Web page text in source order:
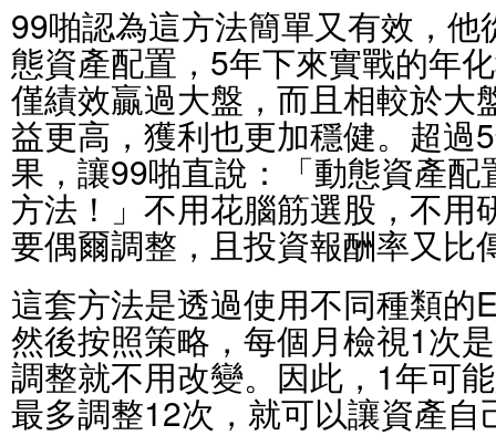
99啪認為這方法簡單又有效，
態資產配置，5年下來實戰的年
僅績效贏過大盤，而且相較於大
益更高，獲利也更加穩健。超過
果，讓99啪直說：「動態資產
方法！」不用花腦筋選股，不用
要偶爾調整，且投資報酬率又比
這套方法是透過使用不同種類的
然後按照策略，每個月檢視1次
調整就不用改變。因此，1年可
最多調整12次，就可以讓資產自